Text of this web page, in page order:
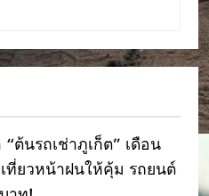
ต้นรถเช่าภูเก็ต” เดือน
ที่ยวหน้าฝนให้คุ้ม รถยนต์